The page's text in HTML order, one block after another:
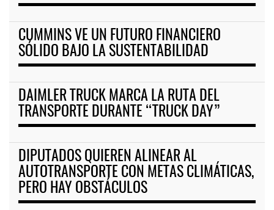
CUMMINS VE UN FUTURO FINANCIERO
SÓLIDO BAJO LA SUSTENTABILIDAD
DAIMLER TRUCK MARCA LA RUTA DEL
TRANSPORTE DURANTE “TRUCK DAY”
DIPUTADOS QUIEREN ALINEAR AL
AUTOTRANSPORTE CON METAS CLIMÁTICAS,
PERO HAY OBSTÁCULOS